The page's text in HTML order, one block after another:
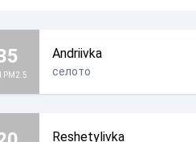
PM2.5
Andriivka
селото
Reshetylivka